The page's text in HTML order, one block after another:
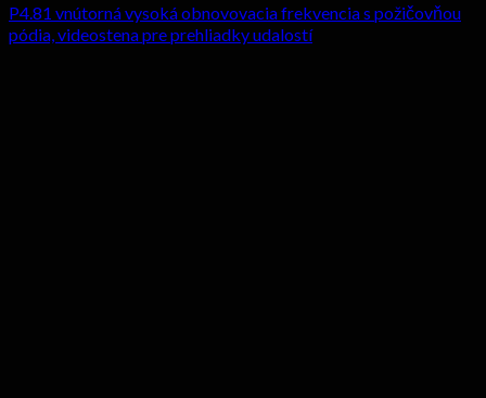
P4.81 vnútorná vysoká obnovovacia frekvencia s požičovňou
pódia, videostena pre prehliadky udalostí